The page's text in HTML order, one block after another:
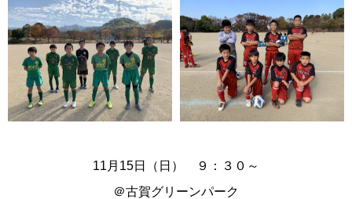
11月15日（日） ９：３０～
＠古賀グリーンパーク